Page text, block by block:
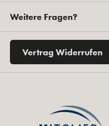
Weitere Fragen?
Vertrag Widerrufen